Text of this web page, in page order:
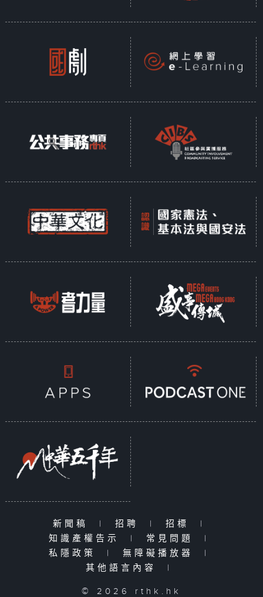
新聞稿 | 招聘 | 招標
|
知識產權告示
| 常見問題
|
私隱政策
| 無障礙播放器
|
其他語言內容
|
© 2026 rthk.hk